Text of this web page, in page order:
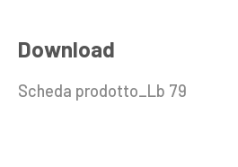
Download
Scheda prodotto_Lb 79